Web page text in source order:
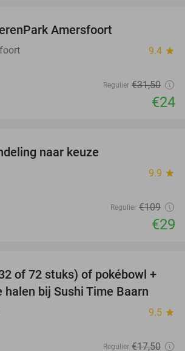
Amersfoort
9.4 star
Regulier €31,50
€24
naar keuze
9.9 star
Regulier €109
€29
43%
of 72 stuks) of pokébowl +
halen bij Sushi Time Baarn
9.5 star
Regulier €17,50